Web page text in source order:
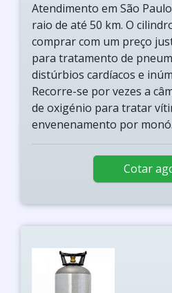
Atendimento em São
raio de até 50 km. O
comprar com um preço
para tratamento de
distúrbios cardíacos e
Recorre-se por vezes a
de oxigénio para tratar
envenenamento por
Cotar